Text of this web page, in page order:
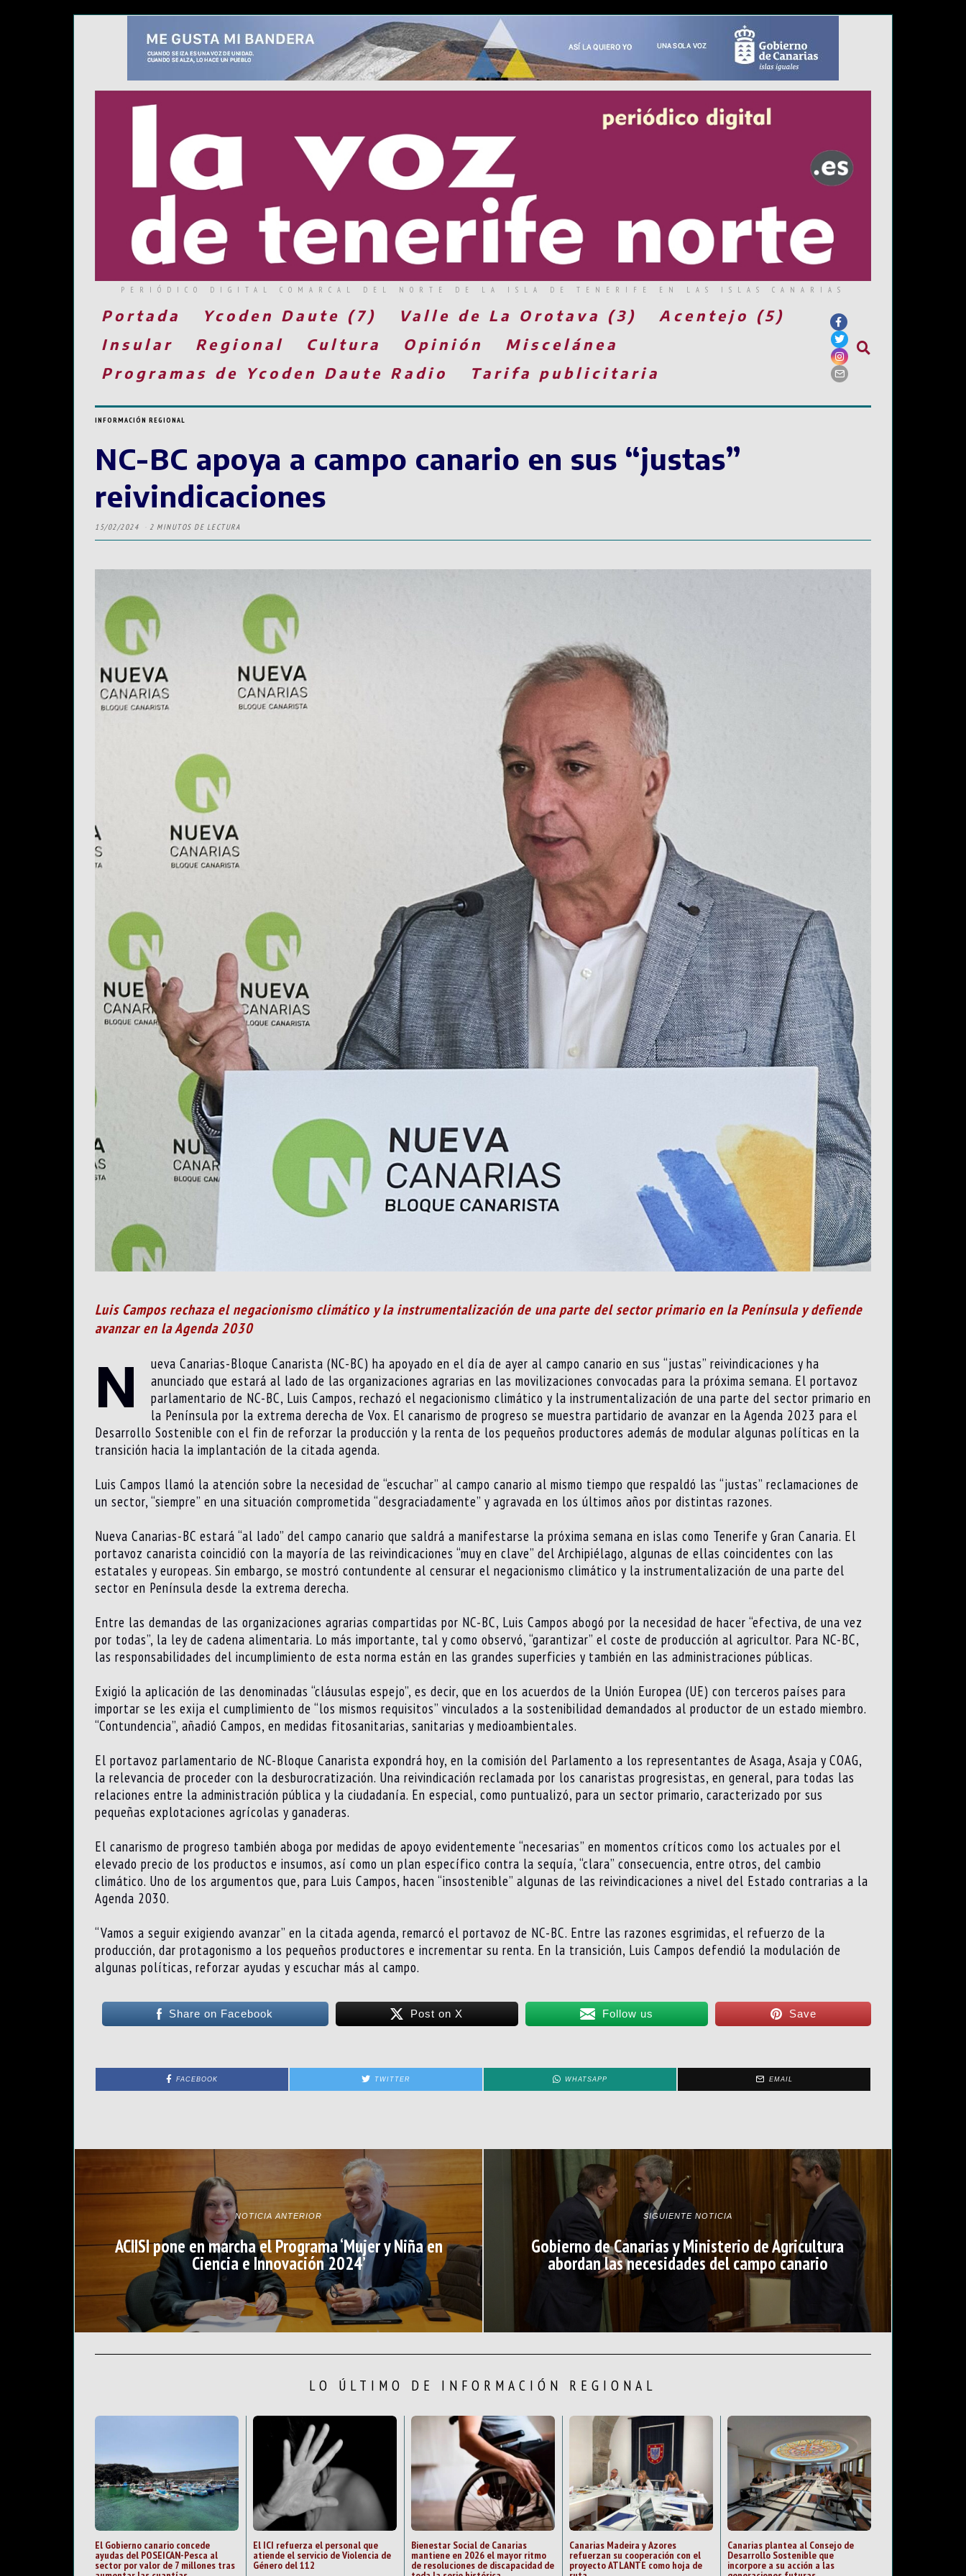
PERIÓDICO DIGITAL COMARCAL DEL NORTE DE LA ISLA DE TENERIFE EN LAS ISLAS CANARIAS
Portada Ycoden Daute (7) Valle de La Orotava (3)
Acentejo (5)
Insular
Regional Cultura Opinión
Miscelánea
Programas de Ycoden Daute Radio
Tarifa publicitaria
INFORMACIÓN REGIONAL
NC-BC apoya a campo canario en sus “justas”
reivindicaciones
15/02/2024 2 MINUTOS DE LECTURA
Luis Campos rechaza el negacionismo climático y la instrumentalización de una parte del sector primario en la Península y defiende
avanzar en la Agenda 2030
N
ueva Canarias-Bloque Canarista (NC-BC) ha apoyado en el día de ayer al campo canario en sus “justas” reivindicaciones y ha
anunciado que estará al lado de las organizaciones agrarias en las movilizaciones convocadas para la próxima semana. El portavoz
parlamentario de NC-BC, Luis Campos, rechazó el negacionismo climático y la instrumentalización de una parte del sector primario en
la Península por la extrema derecha de Vox. El canarismo de progreso se muestra partidario de avanzar en la Agenda 2023 para el
Desarrollo Sostenible con el fin de reforzar la producción y la renta de los pequeños productores además de modular algunas políticas en la
transición hacia la implantación de la citada agenda.
Luis Campos llamó la atención sobre la necesidad de “escuchar” al campo canario al mismo tiempo que respaldó las “justas” reclamaciones de
un sector, “siempre” en una situación comprometida “desgraciadamente” y agravada en los últimos años por distintas razones.
Nueva Canarias-BC estará “al lado” del campo canario que saldrá a manifestarse la próxima semana en islas como Tenerife y Gran Canaria. El
portavoz canarista coincidió con la mayoría de las reivindicaciones “muy en clave” del Archipiélago, algunas de ellas coincidentes con las
estatales y europeas. Sin embargo, se mostró contundente al censurar el negacionismo climático y la instrumentalización de una parte del
sector en Península desde la extrema derecha.
Entre las demandas de las organizaciones agrarias compartidas por NC-BC, Luis Campos abogó por la necesidad de hacer “efectiva, de una vez
por todas”, la ley de cadena alimentaria. Lo más importante, tal y como observó, “garantizar” el coste de producción al agricultor. Para NC-BC,
las responsabilidades del incumplimiento de esta norma están en las grandes superficies y también en las administraciones públicas.
Exigió la aplicación de las denominadas “cláusulas espejo”, es decir, que en los acuerdos de la Unión Europea (UE) con terceros países para
importar se les exija el cumplimiento de “los mismos requisitos” vinculados a la sostenibilidad demandados al productor de un estado miembro.
“Contundencia”, añadió Campos, en medidas fitosanitarias, sanitarias y medioambientales.
El portavoz parlamentario de NC-Bloque Canarista expondrá hoy, en la comisión del Parlamento a los representantes de Asaga, Asaja y COAG,
la relevancia de proceder con la desburocratización. Una reivindicación reclamada por los canaristas progresistas, en general, para todas las
relaciones entre la administración pública y la ciudadanía. En especial, como puntualizó, para un sector primario, caracterizado por sus
pequeñas explotaciones agrícolas y ganaderas.
El canarismo de progreso también aboga por medidas de apoyo evidentemente “necesarias” en momentos críticos como los actuales por el
elevado precio de los productos e insumos, así como un plan específico contra la sequía, “clara” consecuencia, entre otros, del cambio
climático. Uno de los argumentos que, para Luis Campos, hacen “insostenible” algunas de las reivindicaciones a nivel del Estado contrarias a la
Agenda 2030.
“Vamos a seguir exigiendo avanzar” en la citada agenda, remarcó el portavoz de NC-BC. Entre las razones esgrimidas, el refuerzo de la
producción, dar protagonismo a los pequeños productores e incrementar su renta. En la transición, Luis Campos defendió la modulación de
algunas políticas, reforzar ayudas y escuchar más al campo.
Share on Facebook Post on X Follow us Save
FACEBOOK TWITTER WHATSAPP EMAIL
NOTICIA ANTERIOR
ACIISI pone en marcha el Programa ‘Mujer y Niña en
Ciencia e Innovación 2024’
SIGUIENTE NOTICIA
Gobierno de Canarias y Ministerio de Agricultura
abordan las necesidades del campo canario
LO ÚLTIMO DE INFORMACIÓN REGIONAL
El Gobierno canario concede
ayudas del POSEICAN-Pesca al
sector por valor de 7 millones tras
El ICI refuerza el personal que
atiende el servicio de Violencia de
Género del 112
Bienestar Social de Canarias
mantiene en 2026 el mayor ritmo
de resoluciones de discapacidad de
Canarias Madeira y Azores
refuerzan su cooperación con el
proyecto ATLANTE como hoja de
Canarias plantea al Consejo de
Desarrollo Sostenible que
incorpore a su acción a las